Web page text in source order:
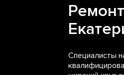
Специалисты